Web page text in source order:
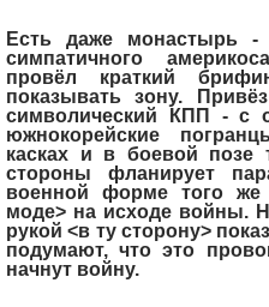
Есть даже монастырь -
симпатичного
провёл краткий
показывать зону.
символический КПП - с
южнокорейские
касках и в боевой позе
стороны фланирует
военной форме того
моде> на исходе войны.
рукой <в ту сторону>
подумают, что это
начнут войну.